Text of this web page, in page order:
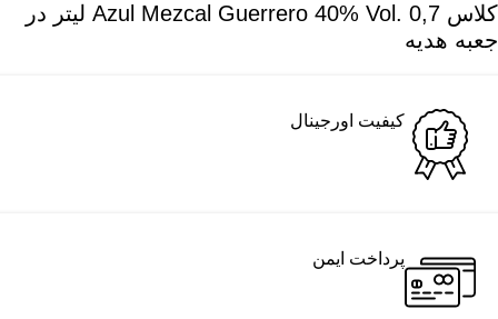
کلاس Azul Mezcal Guerrero 40% Vol. 0,7 لیتر در
جعبه هدیه
کیفیت اورجینال
پرداخت ایمن